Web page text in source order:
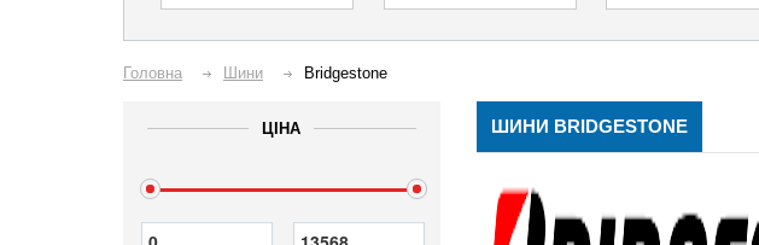
Головна Шини Bridgestone
ЦІНА ШИНИ BRIDGESTONE